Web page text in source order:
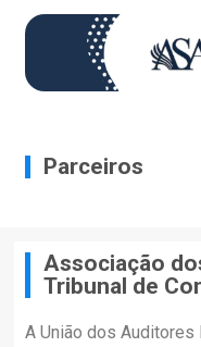
Parceiros
Associação
Tribunal de
A União dos Auditores